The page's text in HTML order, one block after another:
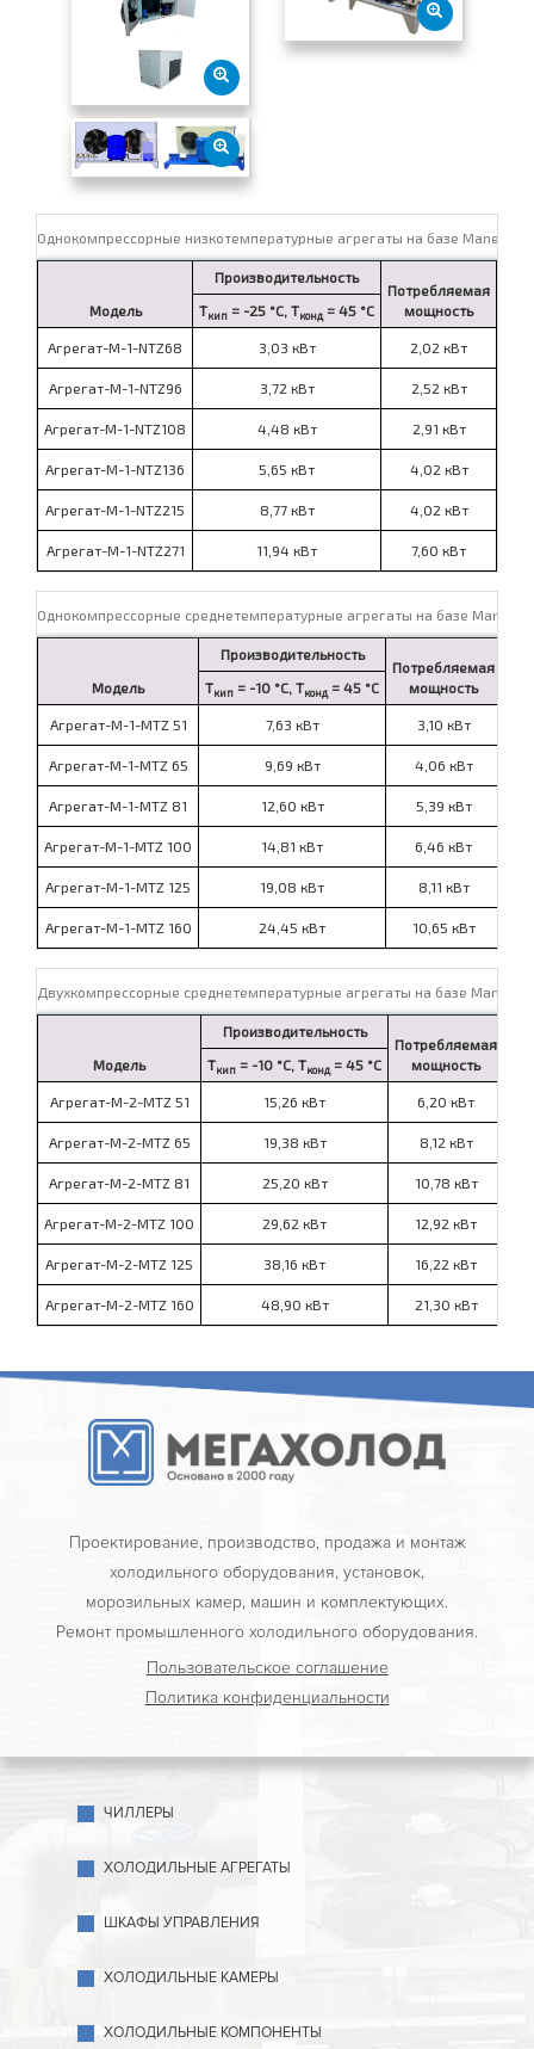
Однокомпрессорные низкотемпературные агрегаты на базе Maneurop
Модель
Производительность
Потребляемая
мощность
Tкип = -25 °C, Tконд = 45 °C
Агрегат-M-1-NTZ68 3,03 кВт 2,02 кВт
Агрегат-M-1-NTZ96 3,72 кВт 2,52 кВт
Агрегат-M-1-NTZ108 4,48 кВт 2,91 кВт
Агрегат-M-1-NTZ136 5,65 кВт 4,02 кВт
Агрегат-M-1-NTZ215 8,77 кВт 4,02 кВт
Агрегат-M-1-NTZ271 11,94 кВт 7,60 кВт
Однокомпрессорные среднетемпературные агрегаты на базе
Модель
Производительность
Потребляемая
мощность
Tкип = -10 °C, Tконд = 45 °C
Агрегат-М-1-MTZ 51 7,63 кВт 3,10 кВт
Агрегат-М-1-MTZ 65 9,69 кВт 4,06 кВт
Агрегат-М-1-MTZ 81 12,60 кВт 5,39 кВт
Агрегат-М-1-MTZ 100 14,81 кВт 6,46 кВт
Агрегат-М-1-MTZ 125 19,08 кВт 8,11 кВт
Агрегат-М-1-MTZ 160 24,45 кВт 10,65 кВт
Двухкомпрессорные среднетемпературные агрегаты на базе
Модель
Производительность
Потребляемая
мощность
Tкип = -10 °C, Tконд = 45 °C
Агрегат-М-2-MTZ 51 15,26 кВт 6,20 кВт
Агрегат-М-2-MTZ 65 19,38 кВт 8,12 кВт
Агрегат-М-2-MTZ 81 25,20 кВт 10,78 кВт
Агрегат-М-2-MTZ 100 29,62 кВт 12,92 кВт
Агрегат-М-2-MTZ 125 38,16 кВт 16,22 кВт
Агрегат-М-2-MTZ 160 48,90 кВт 21,30 кВт
Проектирование, производство, продажа и монтаж
холодильного оборудования, установок,
морозильных камер, машин и комплектующих.
Ремонт промышленного холодильного оборудования.
Пользовательское соглашение
Политика конфиденциальности
ЧИЛЛЕРЫ
ХОЛОДИЛЬНЫЕ АГРЕГАТЫ
ШКАФЫ УПРАВЛЕНИЯ
ХОЛОДИЛЬНЫЕ КАМЕРЫ
ХОЛОДИЛЬНЫЕ КОМПОНЕНТЫ